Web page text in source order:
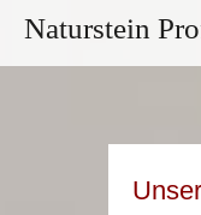
Naturstein